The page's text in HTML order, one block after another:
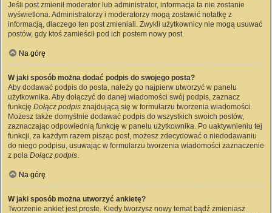
Jeśli post zmienił moderator lub administrator, informacja ta nie zostanie
wyświetlona. Administratorzy i moderatorzy mogą zostawić notatkę z
informacją, dlaczego ten post zmieniali. Zwykli użytkownicy nie mogą usuwać
postów, gdy ktoś zamieścił pod ich postem nowy post.
Na górę
W jaki sposób można dodać podpis do swojego posta?
Aby dodawać podpis do posta, należy go najpierw utworzyć w panelu
użytkownika. Aby dołączyć do danej wiadomości swój podpis, zaznacz
funkcję Dołącz podpis znajdującą się w formularzu tworzenia wiadomości.
Możesz także domyślnie dodawać podpis do wszystkich swoich postów,
zaznaczając odpowiednią funkcję w panelu użytkownika. Po uaktywnieniu tej
funkcji, za każdym razem pisząc post, możesz zdecydować o niedodawaniu
do niego podpisu, usuwając w formularzu tworzenia wiadomości zaznaczenie
z pola Dołącz podpis.
Na górę
W jaki sposób można utworzyć ankietę?
Tworzenie ankiet jest proste. Kiedy tworzysz nowy temat bądź zmieniasz